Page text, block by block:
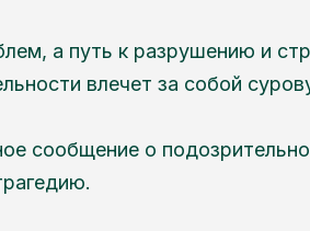
а путь к разрушению и
влечет за собой
сообщение о